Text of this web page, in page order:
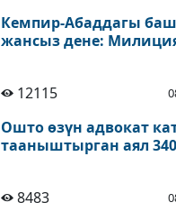
Кемпир-Абаддагы
жансыз дене:
12115
Ошто өзүн адвокат
8483